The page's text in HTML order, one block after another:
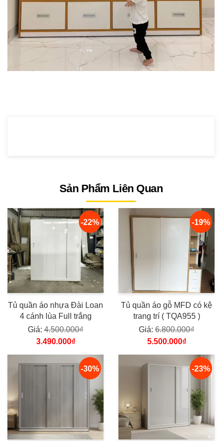
Sản Phẩm Liên Quan
-22%
Tủ quần áo nhựa Đài Loan
4 cánh lùa Full trắng
Giá: 4.500.000₫
3.490.000₫
-19%
Tủ quần áo gỗ MFD có kệ
trang trí ( TQA955 )
Giá: 6.800.000₫
5.500.000₫
-30% -23%